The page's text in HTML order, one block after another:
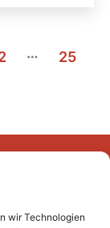
wir Technologien
…
25